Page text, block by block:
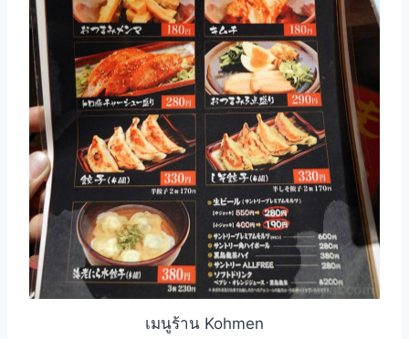
เมนูร้าน Kohmen